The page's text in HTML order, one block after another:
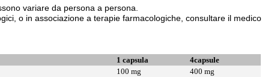
variare da persona a persona.
o in associazione a terapie farmacologiche, consultare il medico.
1 capsula
4capsule
100 mg
400 mg